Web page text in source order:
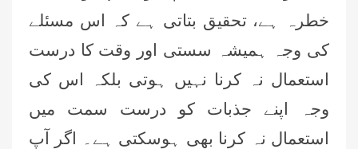
خطرہ ہے، تحقیق بتاتی ہے کہ اس مسئلے
کی وجہ ہمیشہ سستی اور وقت کا درست
استعمال نہ کرنا نہیں ہوتی بلکہ اس کی
وجہ اپنے جذبات کو درست سمت میں
استعمال نہ کرنا بھی ہوسکتی ہے۔ اگر آپ